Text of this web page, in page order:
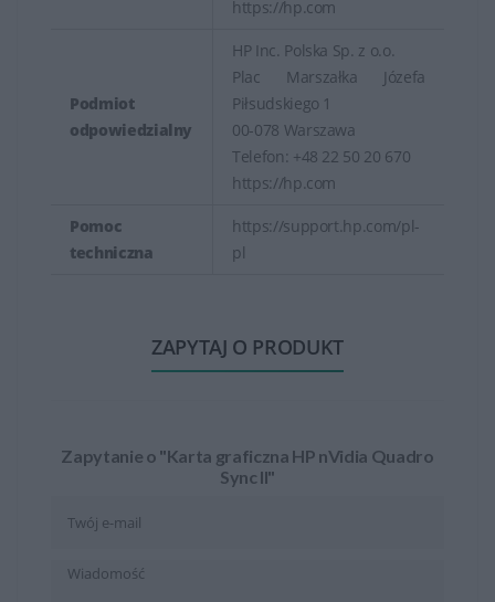
https://hp.com
Podmiot
odpowiedzialny
HP Inc. Polska Sp. z o.o.
Plac Marszałka Józefa
Piłsudskiego 1
00-078 Warszawa
Telefon: +48 22 50 20 670
https://hp.com
Pomoc
techniczna
https://support.hp.com/pl-
pl
ZAPYTAJ O PRODUKT
Zapytanie o "Karta graficzna HP nVidia Quadro
Sync II"